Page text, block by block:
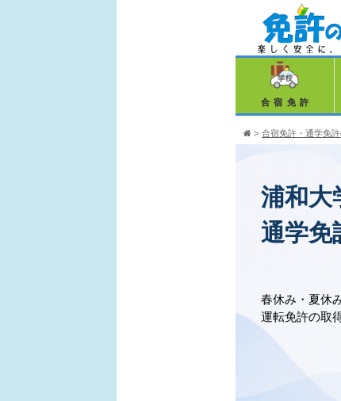
合宿免許
> 合宿免許・通学免
浦和大
通学免
春休み・夏休
運転免許の取